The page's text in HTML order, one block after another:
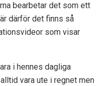
bearbetar det som ett
därför det finns så
som visar
i hennes dagliga
vara ute i regnet men